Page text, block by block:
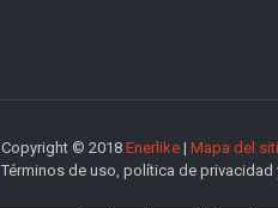
Copyright © 2018 Enerlike | Mapa del
Términos de uso, política de